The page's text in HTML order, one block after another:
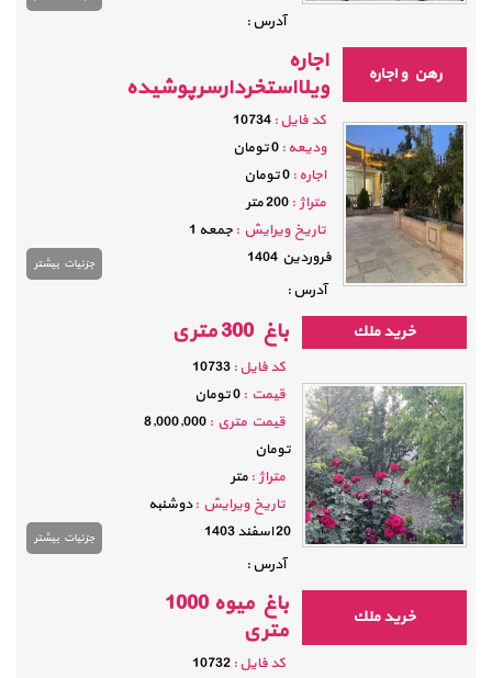
آدرس :
رهن و اجاره
اجاره
ویلااستخردارسرپوشیده
جزئيات بيشتر
كد فايل :10734
وديعه :0 تومان
اجاره :0 تومان
متراژ :200 متر
تاريخ ویرایش :
جمعه 1
فروردين 1404
آدرس :
خريد ملك باغ 300 متری
جزئيات بيشتر
كد فايل :10733
قيمت :0 تومان
قيمت متري :8,000,000
تومان
متراژ :متر
تاريخ ویرایش :دوشنبه
20 اسفند 1403
آدرس :
خريد ملك
باغ میوه 1000
متری
كد فايل :10732